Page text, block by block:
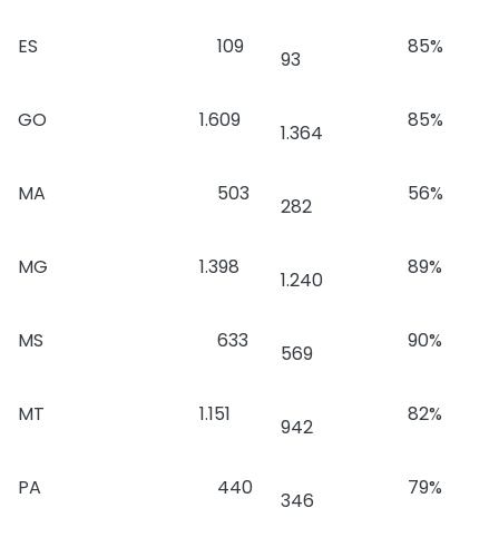
ES 109
93
85%
GO 1.609
1.364
85%
MA 503
282
56%
MG 1.398
1.240
89%
MS 633
569
90%
MT 1.151
942
82%
PA 440
346
79%